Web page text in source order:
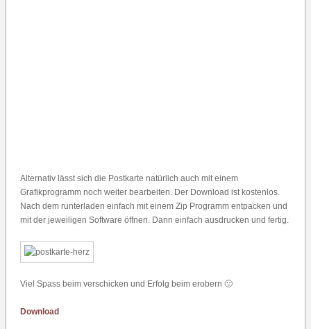
Alternativ lässt sich die Postkarte natürlich auch mit einem
Grafikprogramm noch weiter bearbeiten. Der Download ist kostenlos.
Nach dem runterladen einfach mit einem Zip Programm entpacken und
mit der jeweiligen Software öffnen. Dann einfach ausdrucken und fertig.
Viel Spass beim verschicken und Erfolg beim erobern 🙂
Download